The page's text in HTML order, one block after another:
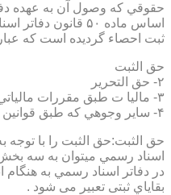
حقوقي كه وصول آن به عهده
ثبت احصاء گرديده است كه
حق الثبت
۲- حق التحرير
۳- ماليا ت طبق مقررات مالياتي
۴- ساير وجوهي كه طبق قوانين ديگر محول شده باشد
حق الثبت:حق الثبت را با توجه
اسناد رسمي ميتوان به سه
در دفاتر اسناد رسمي به هنگام
بقاياي ثبتی تعبیر می شود .